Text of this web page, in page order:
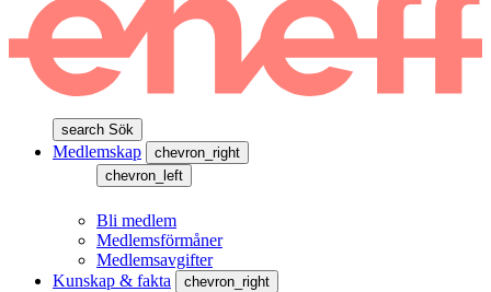
search Sök
Medlemskap
chevron_right
chevron_left
Bli medlem
Medlemsförmåner
Medlemsavgifter
Kunskap & fakta
chevron_right